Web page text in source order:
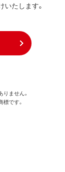
たします。
ません。
です。